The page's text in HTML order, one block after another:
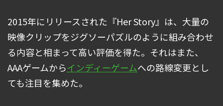
2015年にリリースされた『Her Story』は、大量の
映像クリップをジグソーパズルのように組み合わせ
る内容と相まって高い評価を得た。それはまた、
AAAゲームからインディーゲームへの路線変更とし
ても注目を集めた。